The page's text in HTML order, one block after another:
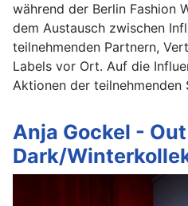
während der Berlin Fashion
dem Austausch zwischen
teilnehmenden Partnern,
Labels vor Ort. Auf die
Aktionen der teilnehmenden
Anja Gockel -
Dark/